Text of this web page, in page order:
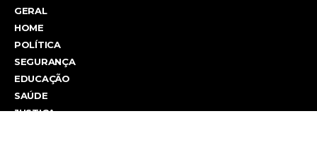
GERAL
HOME
POLÍTICA
SEGURANÇA
EDUCAÇÃO
SAÚDE
JUSTIÇA